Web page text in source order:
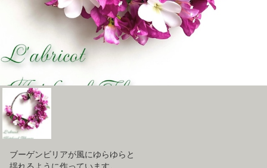
ブーゲンビリアが風にゆらゆらと
揺れるように作っています。